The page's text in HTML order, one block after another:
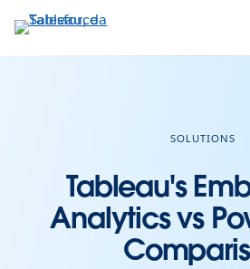
Pular
para
SOLUTIONS
Tableau's
Analytics vs